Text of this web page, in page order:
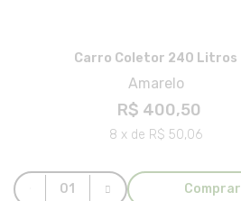
Carro Coletor 240 Litros
Amarelo
R$ 400,50
8 x de R$ 50,06
Comprar